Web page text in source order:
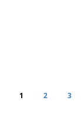
1 2 3